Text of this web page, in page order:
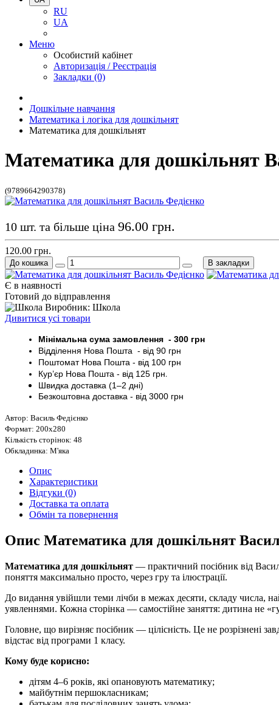
RU
UA
Меню
Особистий кабінет
Авторизація / Реєстрація
Закладки (0)
Дошкільне навчання
Математика і логіка для дошкільнят
Математика для дошкільнят
Математика для дошкільнят
(9789664290378)
Є в наявності
Готовий до відправлення
Виробник: Школа
Дивитися усі товари
Мінімальна сума замовлення - 300 грн
Відділення Нова Пошта - від 90 грн
ПоштоматНова Пошта - від 100 грн
Кур’єр Нова Пошта - від 125 грн.
Швидка доставка (1–2 дні)
Безкоштовна доставка - від 3000 грн
Автор: Василь Федієнко
Формат: 200х280
Кількість сторінок: 48
Обкладинка: М'яка
10 шт. та більше ціна 96.00 грн.
120.00 грн.
До кошика В закладки
Опис
Характеристики
Відгуки (0)
Доставка та оплата
Обмін та повернення
Опис Математика для дошкільнят
Математика для дошкільнят — практичний посібник від
поняття максимально просто, через гру та ілюстрації.
До видання увійшли теми лічби в межах десяти, складу числа,
уявленнями. Кожна сторінка — самостійне заняття: дитина не
Головне, що вирізняє посібник — цілісність. Це не розрізнені
відстає від програми 1 класу.
Кому буде корисно:
дітям 4–6 років, які опановують математику;
майбутнім першокласникам;